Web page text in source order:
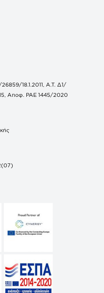
18.1.2011, Α.Τ. Δ1/
Αποφ. ΡΑΕ 1445/2020